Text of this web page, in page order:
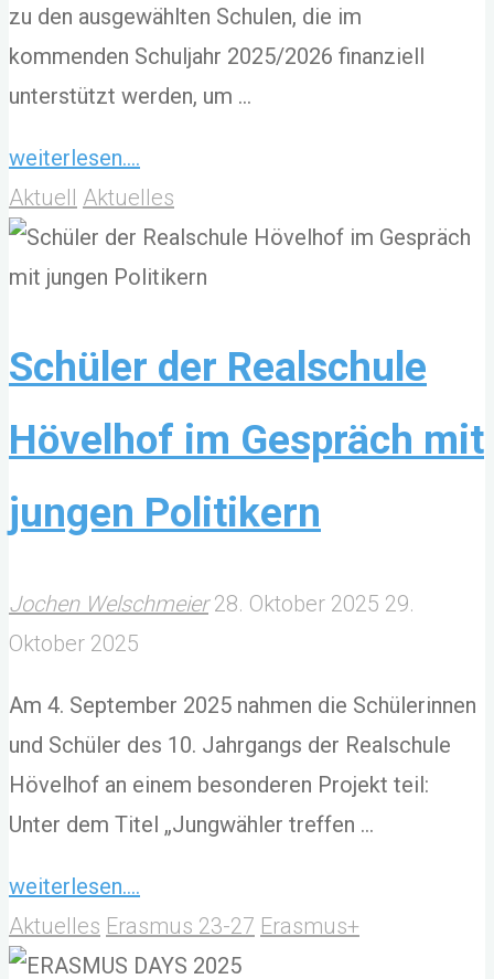
zu den ausgewählten Schulen, die im
kommenden Schuljahr 2025/2026 finanziell
unterstützt werden, um …
weiterlesen....
starkes
Zeichen
für
und
Wir
den
Day“
Realschule
Hövelhof!"
Aktuell Aktuelles
Schüler der Realschule
Hövelhof im Gespräch mit
jungen Politikern
Jochen Welschmeier 28. Oktober 2025 29.
Oktober 2025
Am 4. September 2025 nahmen die Schülerinnen
und Schüler des 10. Jahrgangs der Realschule
Hövelhof an einem besonderen Projekt teil:
Unter dem Titel „Jungwähler treffen …
weiterlesen....
der
Realschule
Aktuelles Erasmus 23-27 Erasmus+